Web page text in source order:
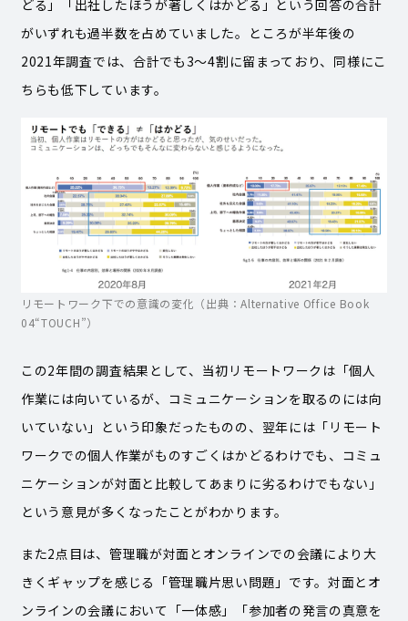
どる」「出社したほうが著しくはかどる」という回答の合計
がいずれも過半数を占めていました。ところが半年後の
2021年調査では、合計でも3〜4割に留まっており、同様にこ
ちらも低下しています。
リモートワーク下での意識の変化（出典：Alternative Office Book
04“TOUCH”）
この2年間の調査結果として、当初リモートワークは「個人
作業には向いているが、コミュニケーションを取るのには向
いていない」という印象だったものの、翌年には「リモート
ワークでの個人作業がものすごくはかどるわけでも、コミュ
ニケーションが対面と比較してあまりに劣るわけでもない」
という意見が多くなったことがわかります。
また2点目は、管理職が対面とオンラインでの会議により大
きくギャップを感じる「管理職片思い問題」です。対面とオ
ンラインの会議において「一体感」「参加者の発言の真意を